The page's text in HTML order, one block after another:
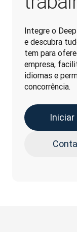
Integre o
e descubra
tem para
empresa,
idiomas e
concorrência.